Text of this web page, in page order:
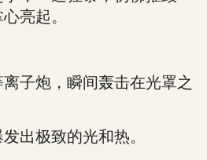
亮起。
炮，瞬间轰击在光罩之
极致的光和热。